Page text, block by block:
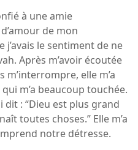
à une amie
de mon
j’avais le sentiment de ne
Après m’avoir écoutée
m’interrompre, elle m’a
m’a beaucoup touchée.
dit : “Dieu est plus grand
toutes choses.” Elle m’a
notre détresse.